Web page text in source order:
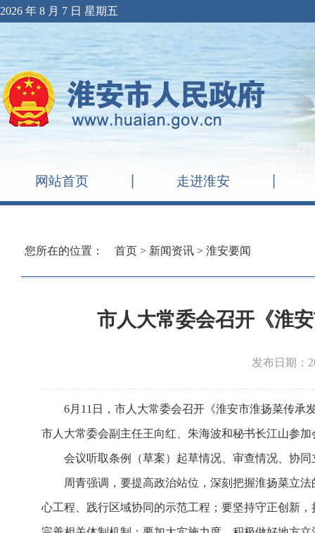
2026 年 8 月 7 日 星期五
网站首页 走进淮安
您所在的位置： 首页 > 新闻资讯 > 淮安要闻
市人大常委会召开《淮
发布日期：
6月11日，市人大常委会召开《淮安市淮扬菜传承
市人大常委会副主任王向红、朱海波和秘书长江山参加
会议听取条例（草案）起草情况、审查情况、协
周青强调，要提高政治站位，深刻把握淮扬菜立
心工程、践行区域协同的示范工程；要坚持守正创新